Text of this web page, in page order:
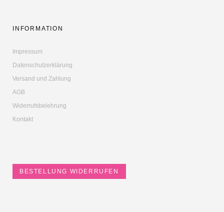
INFORMATION
Impressum
Datenschutzerklärung
Versand und Zahlung
AGB
Widerrufsbelehrung
Kontakt
BESTELLUNG WIDERRUFEN